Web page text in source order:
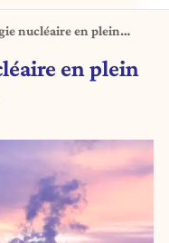
nucléaire en plein
en plein